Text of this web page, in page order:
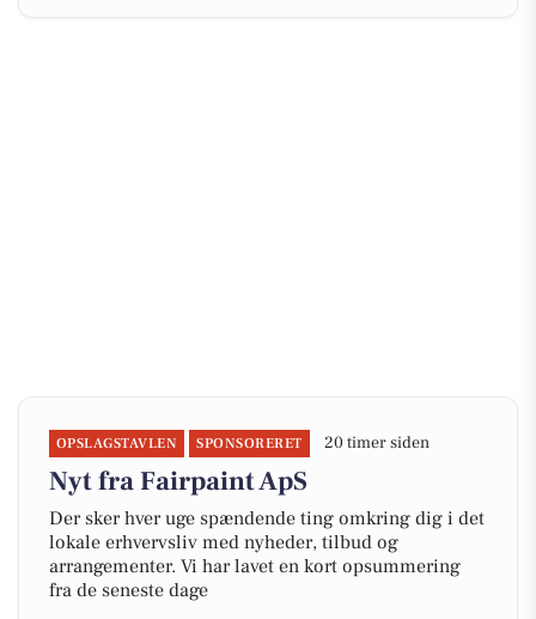
OPSLAGSTAVLEN SPONSORERET 20 timer siden
Nyt fra Fairpaint ApS
Der sker hver uge spændende ting omkring dig i det
lokale erhvervsliv med nyheder, tilbud og
arrangementer. Vi har lavet en kort opsummering
fra de seneste dage